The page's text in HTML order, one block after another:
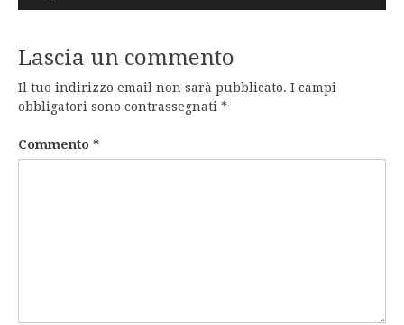
Lascia un commento
Il tuo indirizzo email non sarà pubblicato. I campi
obbligatori sono contrassegnati *
Commento *